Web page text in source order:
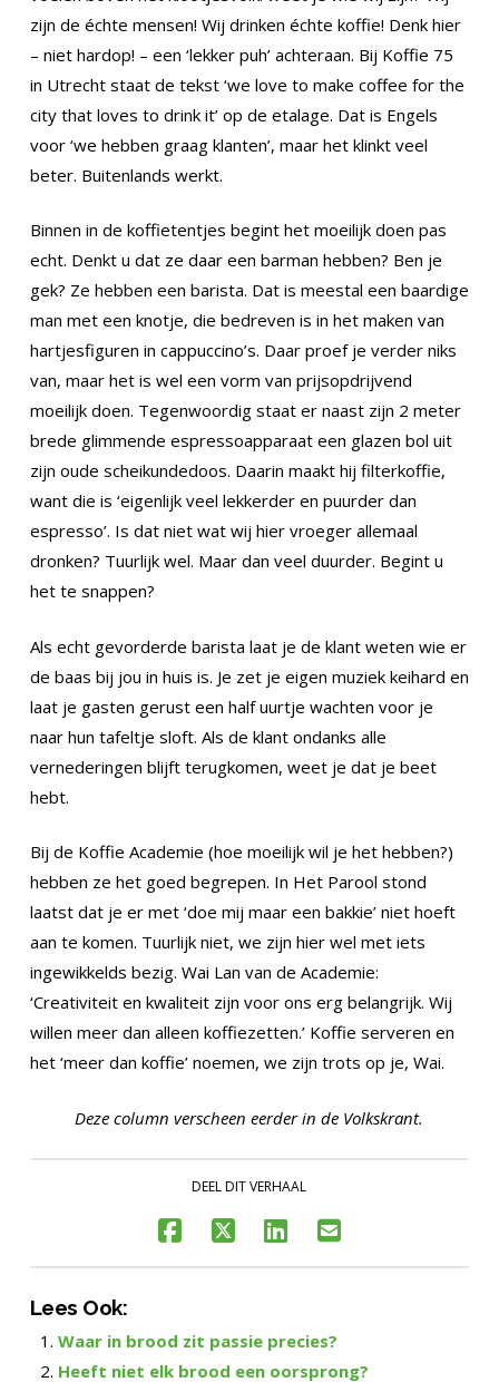
zijn de échte mensen! Wij drinken échte koffie! Denk hier
– niet hardop! – een ‘lekker puh’ achteraan. Bij Koffie 75
in Utrecht staat de tekst ‘we love to make coffee for the
city that loves to drink it’ op de etalage. Dat is Engels
voor ‘we hebben graag klanten’, maar het klinkt veel
beter. Buitenlands werkt.
Binnen in de koffietentjes begint het moeilijk doen pas
echt. Denkt u dat ze daar een barman hebben? Ben je
gek? Ze hebben een barista. Dat is meestal een baardige
man met een knotje, die bedreven is in het maken van
hartjesfiguren in cappuccino’s. Daar proef je verder niks
van, maar het is wel een vorm van prijsopdrijvend
moeilijk doen. Tegenwoordig staat er naast zijn 2 meter
brede glimmende espressoapparaat een glazen bol uit
zijn oude scheikundedoos. Daarin maakt hij filterkoffie,
want die is ‘eigenlijk veel lekkerder en puurder dan
espresso’. Is dat niet wat wij hier vroeger allemaal
dronken? Tuurlijk wel. Maar dan veel duurder. Begint u
het te snappen?
Als echt gevorderde barista laat je de klant weten wie er
de baas bij jou in huis is. Je zet je eigen muziek keihard en
laat je gasten gerust een half uurtje wachten voor je
naar hun tafeltje sloft. Als de klant ondanks alle
vernederingen blijft terugkomen, weet je dat je beet
hebt.
Bij de Koffie Academie (hoe moeilijk wil je het hebben?)
hebben ze het goed begrepen. In Het Parool stond
laatst dat je er met ‘doe mij maar een bakkie’ niet hoeft
aan te komen. Tuurlijk niet, we zijn hier wel met iets
ingewikkelds bezig. Wai Lan van de Academie:
‘Creativiteit en kwaliteit zijn voor ons erg belangrijk. Wij
willen meer dan alleen koffiezetten.’ Koffie serveren en
het ‘meer dan koffie’ noemen, we zijn trots op je, Wai.
Deze column verscheen eerder in de Volkskrant.
DEEL DIT VERHAAL
Lees Ook:
Waar in brood zit passie precies?
Heeft niet elk brood een oorsprong?